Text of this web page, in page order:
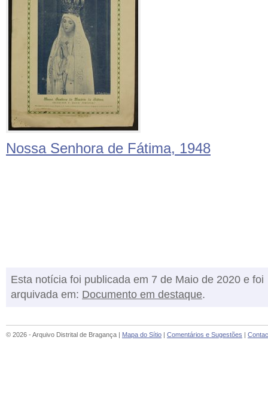
Nossa Senhora de Fátima, 1948
Esta notícia foi publicada em 7 de Maio de 2020 e foi
arquivada em: Documento em destaque.
© 2026 - Arquivo Distrital de Bragança | Mapa do Sítio | Comentários e Sugestões |